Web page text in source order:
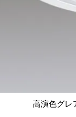
高演色グレ